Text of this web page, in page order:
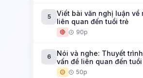
5
Viết bài văn nghị luận về
liên quan đến tuổi trẻ
🔴 90p
6
Nói và nghe: Thuyết
vấn đề liên quan đến
🟡 50p